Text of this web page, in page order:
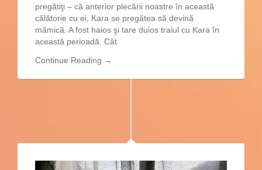
pregătiţi – că anterior plecării noastre în această
călătorie cu ei, Kara se pregătea să devină
mămică. A fost haios şi tare duios traiul cu Kara în
această perioadă. Cât
Continue Reading →